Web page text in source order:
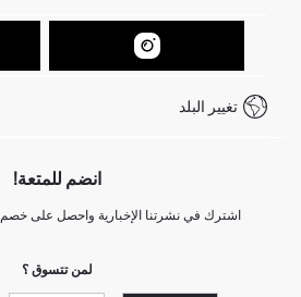
تتبع الشحنة
كيف يمكنك التسوق في ديفاكتو ؟
كيف تدفع في ديفاكتو؟
نموذج الاتصال
+212 525 076 633 خدمة العملاء
تغيير البلد
انضم للمتعة!
اشترك في نشرتنا الإخبارية واحصل على خصم 10٪ على تسوقك الأول!
لمن تتسوق ؟